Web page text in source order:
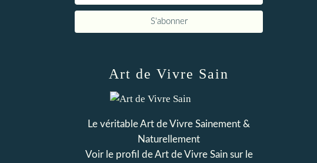
Art de Vivre Sain
Le véritable Art de Vivre Sainement &
Naturellement
Voir le profil deArt de Vivre Sainsur le